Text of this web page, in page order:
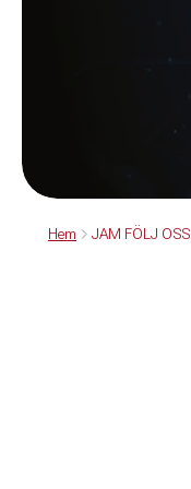
Hem JAM FÖLJ OSS